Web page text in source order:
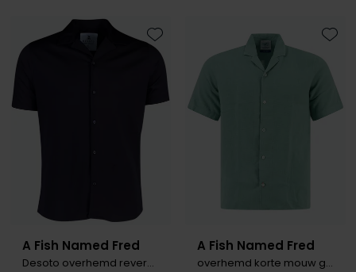
A Fish Named Fred
Desoto overhemd reverse kraag navy
Toevoegen aan favorieten
A Fish Named Fred
overhemd korte mouw groen